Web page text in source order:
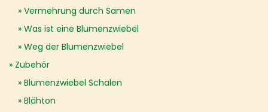
Vermehrung durch Samen
Was ist eine Blumenzwiebel
Weg der Blumenzwiebel
Zubehör
Blumenzwiebel Schalen
Blähton